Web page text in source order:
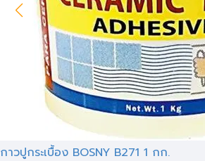
กาวปูกระเบื้อง BOSNY B271 1 กก.